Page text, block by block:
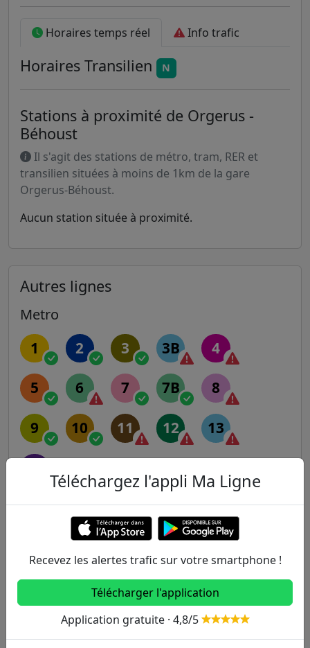
Horaires temps réel Info trafic
Horaires Transilien N
Stations à proximité de Orgerus -
Béhoust
Il s'agit des stations de métro, tram, RER et
transilien situées à moins de 1km de la gare
Orgerus-Béhoust.
Aucun station située à proximité.
Autres lignes
Metro
1 2 3 3B 4
5 6 7 7B 8
9 10 11 12 13
B C D E
J K L N
Téléchargez l'appli Ma Ligne
Recevez les alertes trafic sur votre smartphone !
Télécharger l'application
Application gratuite · 4,8/5